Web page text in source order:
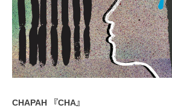
CHAPAH 『CHA』